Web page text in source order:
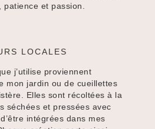
patience et passion.
LOCALES
j’utilise proviennent
mon jardin ou de cueillettes
Elles sont récoltées à la
séchées et pressées avec
intégrées dans mes